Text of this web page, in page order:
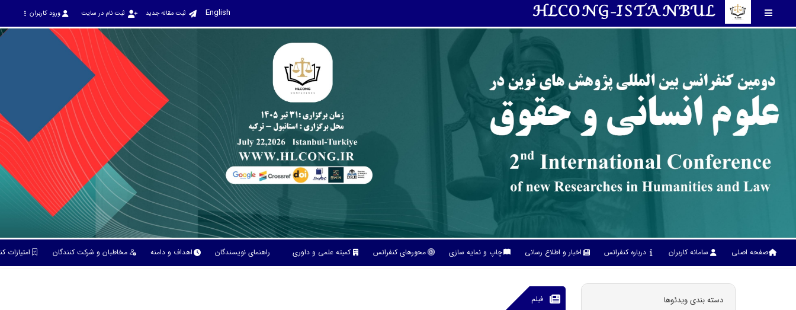
HLCONG-ISTANBUL
English ثبت مقاله جدید ثبت نام در سایت ورود کاربران
صفحه اصلی سامانه کاربران درباره کنفرانس اخبار و اطلاع رسانی چاپ و نمایه سازی محورهای کنفرانس کمیته علمی و داوری راهنمای نویسندگان اهداف و دامنه مخاطبان و شرکت کنندگان امتیازات
دسته بندی ویدئوها فیلم